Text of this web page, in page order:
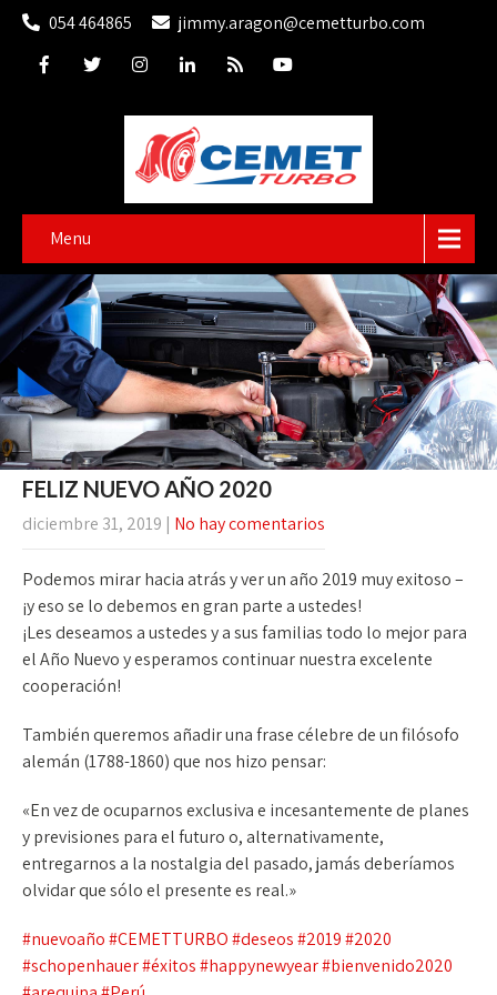
054 464865 jimmy.aragon@cemetturbo.com
Menu
FELIZ NUEVO AÑO 2020
diciembre 31, 2019 | No hay comentarios
Podemos mirar hacia atrás y ver un año 2019 muy exitoso –
¡y eso se lo debemos en gran parte a ustedes!
¡Les deseamos a ustedes y a sus familias todo lo mejor para
el Año Nuevo y esperamos continuar nuestra excelente
cooperación!
También queremos añadir una frase célebre de un filósofo
alemán (1788-1860) que nos hizo pensar:
«En vez de ocuparnos exclusiva e incesantemente de planes
y previsiones para el futuro o, alternativamente,
entregarnos a la nostalgia del pasado, jamás deberíamos
olvidar que sólo el presente es real.»
#nuevoaño#CEMETTURBO#deseos#2019#2020
#schopenhauer#éxitos#happynewyear#bienvenido2020